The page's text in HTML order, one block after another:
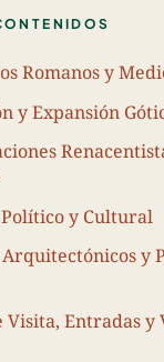
Romanos y
y Expansión
y Cultural
Arquitectónicos y
Entradas y